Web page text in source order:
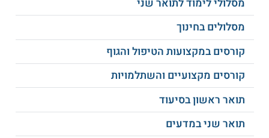
מגמת לוגיסטיקה M.A -
חברות וארגונים גדולים בעולם זקוקים לניהול
מקצועי. תהליך הניהול הינו תהליך מורכב
ביותר וכולל תהליכי תכנון, אספקה, אחסון,
שינוע ועוד תהליכים פנימיים רבים, שאינם
יכולים להתבצע ללא נוכחות של מנהל לוגיסטי
מקצועי.
מסלולים בחינוך
קורסים במקצועות הטיפול והגוף
קורסים מקצועיים והשתלמויות
תואר ראשון בסיעוד
תואר שני במדעים